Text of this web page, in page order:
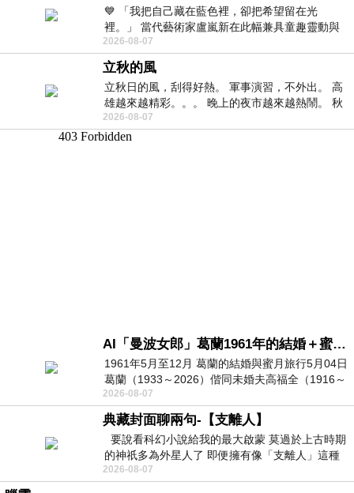
💙 「我把自己藏在藍色裡，卻把希望留在光
裡。」 當代藝術家盧嵐新在此幅兼具童趣靈動與
抽象韻味的新作中，用湛藍的羽翼般色塊包覆著
2026-08-07
立秋的風
立秋日的風，刮得好熱。 軍事演習，不外出。 高
雄越來越精彩。。。 晚上的夜市越來越熱鬧。 秋
天的風刮得很熱 夜遊消暑熱。。。
2026-08-07
AI「曼波女郎」葛蘭1961年的結婚＋蜜月旅行 #戀上老電影 #葛蘭 #粟子
1961年5月至12月 葛蘭的結婚與蜜月旅行5月04日
葛蘭（1933～2026）偕同未婚夫高福全（1916～
2004）乘郵輪赴倫敦6月15日於英國倫敦St.S
2026-08-07
典藏封面聊兩句-【支離人】
要說看科幻小說給我的最大啟蒙 莫過於上古時期
的神祇多為外星人了 即便擁有像「支離人」這種
驚世駭俗的神通法門 也未必讀
2026-08-07